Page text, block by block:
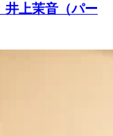
井上茉音（パー